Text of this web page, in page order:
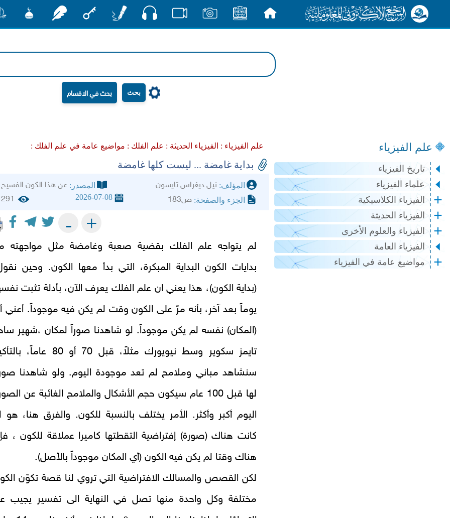
بحث
علم الفيزياء
تاريخ الفيزياء
علماء الفيزياء
الفيزياء الكلاسيكية
الفيزياء الحديثة
الفيزياء والعلوم الأخرى
الفيزياء العامة
مواضيع عامة في الفيزياء
علم الفيزياء : الفيزياء الحديثة : علم الفلك : مواضيع عامة في علم الفلك :
بداية غامضة ... ليست كلها غامضة
المؤلف: نيل ديغراس تايسون المصدر: عن هذا الكون الفسيح
الجزء والصفحة: ص183 2026-07-08
291
+
-
لم يتواجه علم الفلك بقضية صعبة وغامضة مثل مواجهته
بدايات الكون البداية المبكرة، التي بدأ معها الكون. وحين
(بداية الكون)، هذا يعني ان علم الفلك يعرف الآن، بأدلة تثبت
يوماً بعد آخر، بأنه مرّ على الكون وقت لم يكن فيه موجوداً. أعني
(المكان) نفسه لم يكن موجوداً. لو شاهدنا صوراً لمكان ،شهير
تايمز سكوير وسط نيويورك مثلاً، قبل 70 أو 80
سنشاهد مباني وملامح لم تعد موجودة اليوم. ولو شاهدنا
لها قبل 100 عام سيكون حجم الأشكال والملامح الغائبة عن
اليوم أكبر وأكثر. الأمر يختلف بالنسبة للكون. والفرق هنا، هو
كانت هناك (صورة) إفتراضية التقطتها كاميرا عملاقة للكون ،
هناك وقتا لم يكن فيه الكون (أي المكان موجوداً بالأصل).
لكن القصص والمسالك الافتراضية التي تروي لنا قصة تكوّن
مختلفة وكل واحدة منها تصل في النهاية الى تفسير يجيب